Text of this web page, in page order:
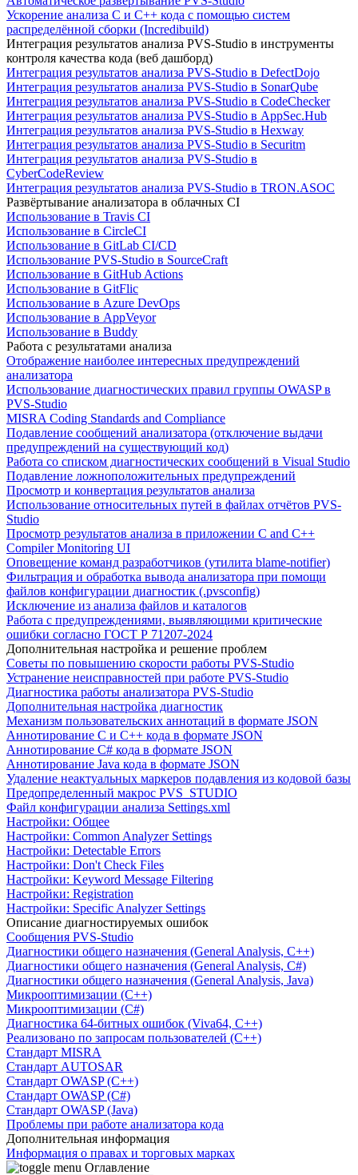
Ускорение анализа C и C++ кода с помощью систем
распределённой сборки (Incredibuild)
Интеграция результатов анализа PVS-Studio в инструменты
контроля качества кода (веб дашборд)
Интеграция результатов анализа PVS-Studio в DefectDojo
Интеграция результатов анализа PVS-Studio в SonarQube
Интеграция результатов анализа PVS-Studio в CodeChecker
Интеграция результатов анализа PVS-Studio в AppSec.Hub
Интеграция результатов анализа PVS-Studio в Hexway
Интеграция результатов анализа PVS-Studio в Securitm
Интеграция результатов анализа PVS-Studio в
CyberCodeReview
Интеграция результатов анализа PVS-Studio в TRON.ASOC
Развёртывание анализатора в облачных CI
Использование в Travis CI
Использование в CircleCI
Использование в GitLab CI/CD
Использование PVS-Studio в SourceCraft
Использование в GitHub Actions
Использование в GitFlic
Использование в Azure DevOps
Использование в AppVeyor
Использование в Buddy
Работа с результатами анализа
Отображение наиболее интересных предупреждений
анализатора
Использование диагностических правил группы OWASP в
PVS-Studio
MISRA Coding Standards and Compliance
Подавление сообщений анализатора (отключение выдачи
предупреждений на существующий код)
Работа со списком диагностических сообщений в Visual Studio
Подавление ложноположительных предупреждений
Просмотр и конвертация результатов анализа
Использование относительных путей в файлах отчётов PVS-
Studio
Просмотр результатов анализа в приложении C and C++
Compiler Monitoring UI
Оповещение команд разработчиков (утилита blame-notifier)
Фильтрация и обработка вывода анализатора при помощи
файлов конфигурации диагностик (.pvsconfig)
Исключение из анализа файлов и каталогов
Работа с предупреждениями, выявляющими критические
ошибки согласно ГОСТ Р 71207-2024
Дополнительная настройка и решение проблем
Советы по повышению скорости работы PVS-Studio
Устранение неисправностей при работе PVS-Studio
Диагностика работы анализатора PVS-Studio
Дополнительная настройка диагностик
Механизм пользовательских аннотаций в формате JSON
Аннотирование C и C++ кода в формате JSON
Аннотирование C# кода в формате JSON
Аннотирование Java кода в формате JSON
Удаление неактуальных маркеров подавления из кодовой базы
Предопределенный макрос PVS_STUDIO
Файл конфигурации анализа Settings.xml
Настройки: Общее
Настройки: Common Analyzer Settings
Настройки: Detectable Errors
Настройки: Don't Check Files
Настройки: Keyword Message Filtering
Настройки: Registration
Настройки: Specific Analyzer Settings
Описание диагностируемых ошибок
Сообщения PVS-Studio
Диагностики общего назначения (General Analysis, C++)
Диагностики общего назначения (General Analysis, C#)
Диагностики общего назначения (General Analysis, Java)
Микрооптимизации (C++)
Микрооптимизации (C#)
Диагностика 64-битных ошибок (Viva64, C++)
Реализовано по запросам пользователей (C++)
Cтандарт MISRA
Стандарт AUTOSAR
Стандарт OWASP (C++)
Стандарт OWASP (C#)
Стандарт OWASP (Java)
Проблемы при работе анализатора кода
Дополнительная информация
Информация о правах и торговых марках
Оглавление